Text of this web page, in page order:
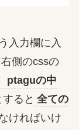
入力欄に入
側のcssの
ptaguの中
ると 全ての
ければいけ